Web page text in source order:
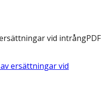
vid intrångPDF
ersättningar vid